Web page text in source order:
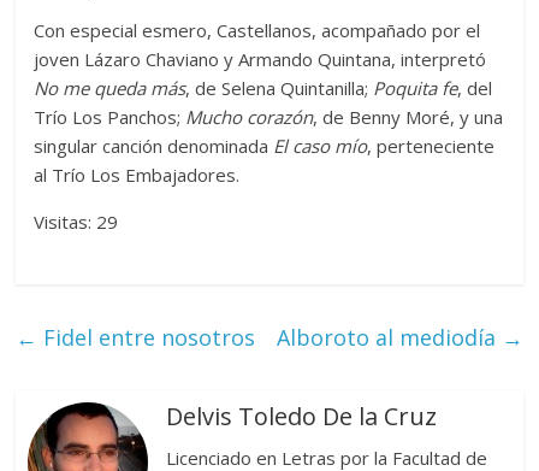
Con especial esmero, Castellanos, acompañado por el
joven Lázaro Chaviano y Armando Quintana, interpretó
No me queda más, de Selena Quintanilla; Poquita fe, del
Trío Los Panchos; Mucho corazón, de Benny Moré, y una
singular canción denominada El caso mío, perteneciente
al Trío Los Embajadores.
Visitas: 29
← Fidel entre nosotros Alboroto al mediodía →
Delvis Toledo De la Cruz
Licenciado en Letras por la Facultad de